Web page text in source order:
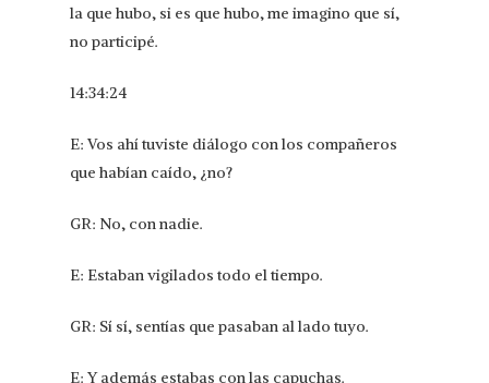
la que hubo, si es que hubo, me imagino que sí,
no participé.
14:34:24
E: Vos ahí tuviste diálogo con los compañeros
que habían caído, ¿no?
GR: No, con nadie.
E: Estaban vigilados todo el tiempo.
GR: Sí sí, sentías que pasaban al lado tuyo.
E: Y además estabas con las capuchas.